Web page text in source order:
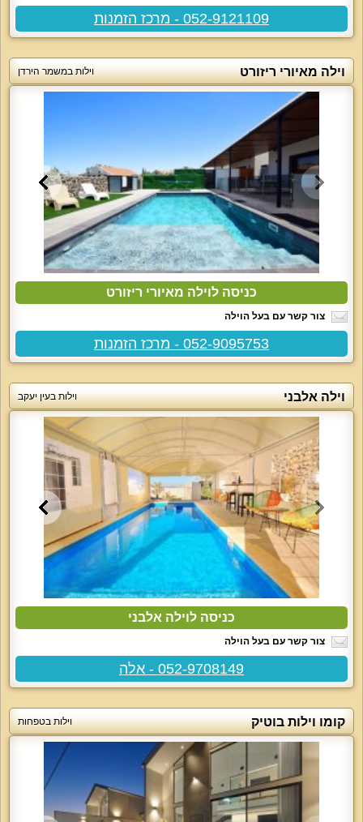
052-9121109 - מרכז הזמנות
וילה מאיורי ריזורט וילות במשמר הירדן
כניסה לוילה מאיורי ריזורט
צור קשר עם בעל הוילה
052-9095753 - מרכז הזמנות
וילה אלבני וילות בעין יעקב
כניסה לוילה אלבני
צור קשר עם בעל הוילה
052-9708149 - אלה
קומו וילות בוטיק וילות בטפחות